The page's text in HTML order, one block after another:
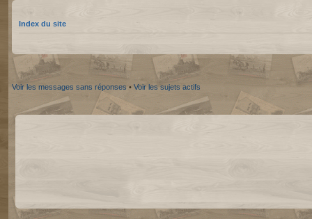
Index du site
Voir les messages sans réponses • Voir les sujets actifs